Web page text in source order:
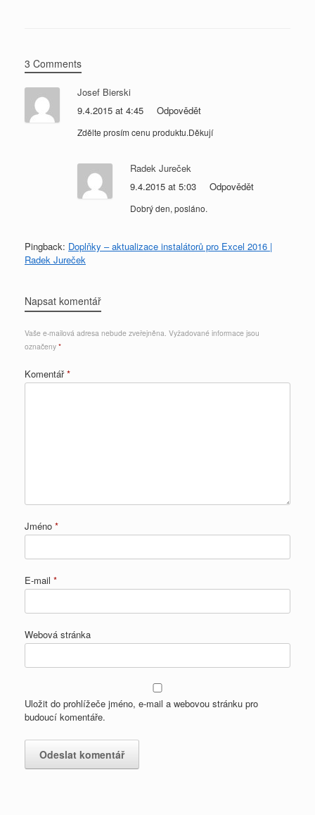
3 Comments
Josef Bierski
9.4.2015 at 4:45
Odpovědět
Zdělte prosím cenu produktu.Děkují
Radek Jureček
9.4.2015 at 5:03
Odpovědět
Dobrý den, posláno.
Pingback: Doplňky – aktualizace instalátorů pro Excel 2016 |
Radek Jureček
Napsat komentář
Vaše e-mailová adresa nebude zveřejněna. Vyžadované informace jsou
označeny *
Komentář*
Jméno *
E-mail *
Webová stránka
Uložit do prohlížeče jméno, e-mail a webovou stránku pro
budoucí komentáře.